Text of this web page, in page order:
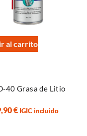
al carrito
40 Grasa de Litio
€ IGIC incluido